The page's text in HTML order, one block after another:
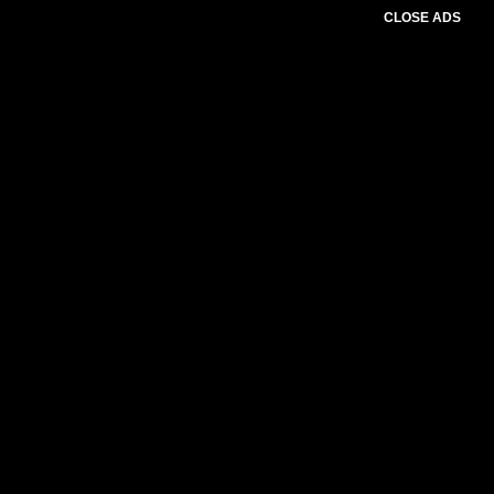
CLOSE ADS